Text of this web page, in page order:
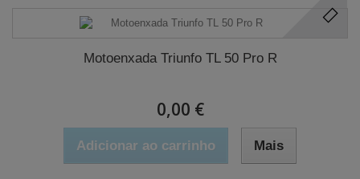
Motoenxada Triunfo TL 50 Pro R
0,00 €
Adicionar ao carrinho Mais